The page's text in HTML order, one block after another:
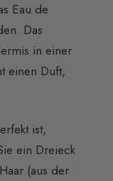
Eau de
Das
in einer
einen Duft,
ist,
ein Dreieck
(aus der